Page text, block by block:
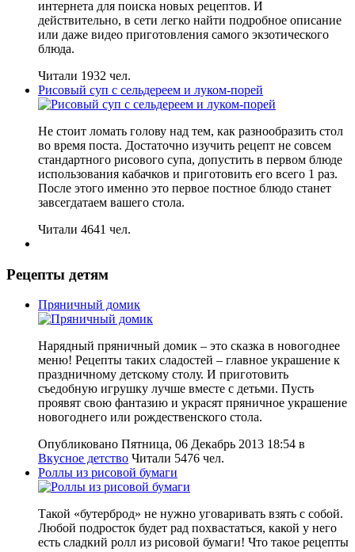
интернета для поиска новых рецептов. И
действительно, в сети легко найти подробное описание
или даже видео приготовления самого экзотического
блюда.
Читали 1932 чел.
Рисовый суп с сельдереем и луком-порей
Не стоит ломать голову над тем, как разнообразить стол
во время поста. Достаточно изучить рецепт не совсем
стандартного рисового супа, допустить в первом блюде
использования кабачков и приготовить его всего 1 раз.
После этого именно это первое постное блюдо станет
завсегдатаем вашего стола.
Читали 4641 чел.
Рецепты детям
Пряничный домик
Нарядный пряничный домик – это сказка в новогоднее
меню! Рецепты таких сладостей – главное украшение к
праздничному детскому столу. И приготовить
съедобную игрушку лучше вместе с детьми. Пусть
проявят свою фантазию и украсят пряничное украшение
новогоднего или рождественского стола.
Опубликовано Пятница, 06 Декабрь 2013 18:54 в
Вкусное детство Читали 5476 чел.
Роллы из рисовой бумаги
Такой «бутерброд» не нужно уговаривать взять с собой.
Любой подросток будет рад похвастаться, какой у него
есть сладкий ролл из рисовой бумаги! Что такое рецепты